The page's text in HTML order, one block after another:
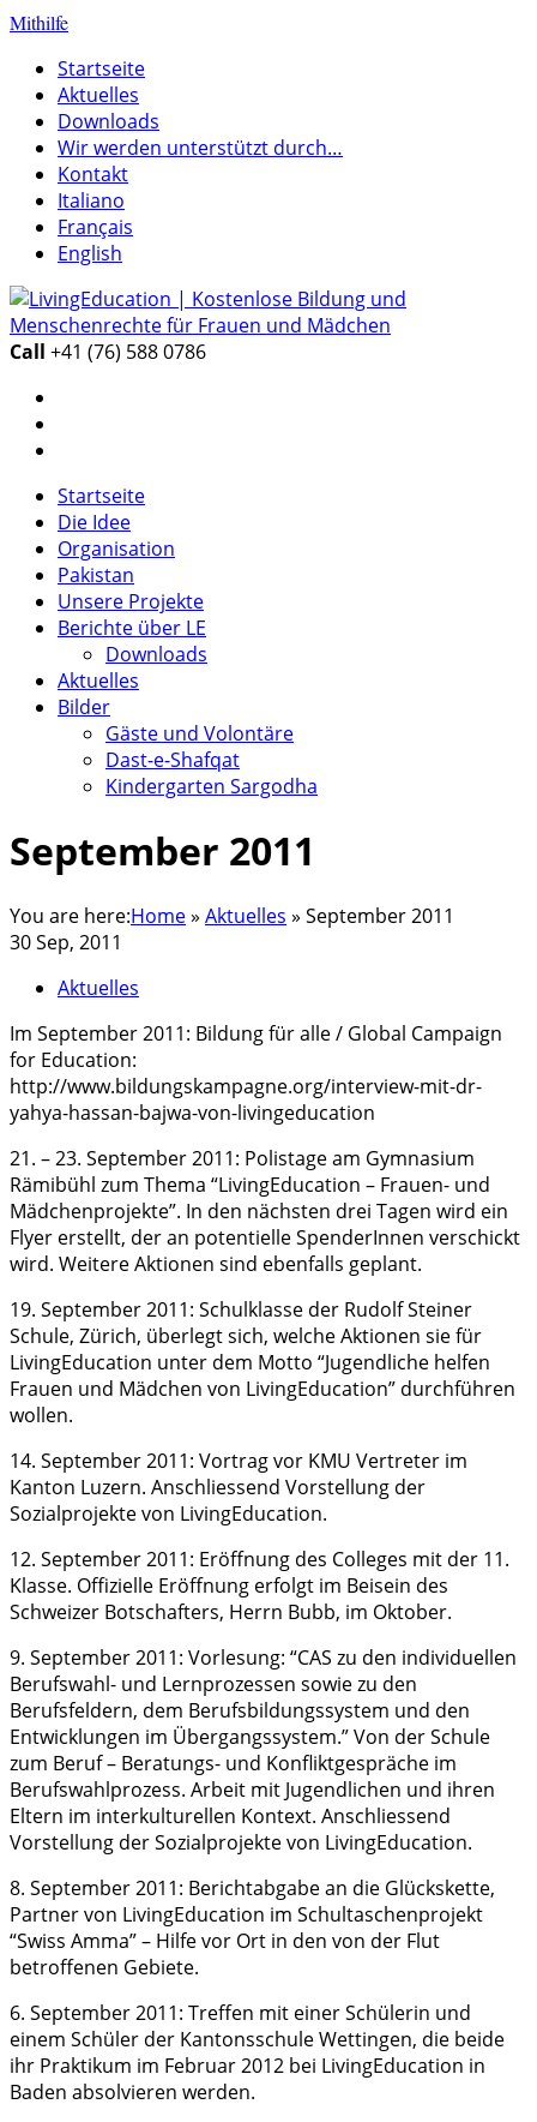
Mithilfe
Startseite
Aktuelles
Downloads
Wir werden unterstützt durch…
Kontakt
Italiano
Français
English
Call +41 (76) 588 0786
Startseite
Die Idee
Organisation
Pakistan
Unsere Projekte
Berichte über LE
Downloads
Aktuelles
Bilder
Gäste und Volontäre
Dast-e-Shafqat
Kindergarten Sargodha
September 2011
You are here:Home» Aktuelles » September 2011
30 Sep, 2011
Aktuelles
Im September 2011: Bildung für alle / Global Campaign
for Education:
http://www.bildungskampagne.org/interview-mit-dr-
yahya-hassan-bajwa-von-livingeducation
21. – 23. September 2011: Polistage am Gymnasium
Rämibühl zum Thema “LivingEducation – Frauen- und
Mädchenprojekte”. In den nächsten drei Tagen wird ein
Flyer erstellt, der an potentielle SpenderInnen verschickt
wird. Weitere Aktionen sind ebenfalls geplant.
19. September 2011: Schulklasse der Rudolf Steiner
Schule, Zürich, überlegt sich, welche Aktionen sie für
LivingEducation unter dem Motto “Jugendliche helfen
Frauen und Mädchen von LivingEducation” durchführen
wollen.
14. September 2011: Vortrag vor KMU Vertreter im
Kanton Luzern. Anschliessend Vorstellung der
Sozialprojekte von LivingEducation.
12. September 2011: Eröffnung des Colleges mit der 11.
Klasse. Offizielle Eröffnung erfolgt im Beisein des
Schweizer Botschafters, Herrn Bubb, im Oktober.
9. September 2011: Vorlesung: “CAS zu den individuellen
Berufswahl- und Lernprozessen sowie zu den
Berufsfeldern, dem Berufsbildungssystem und den
Entwicklungen im Übergangssystem.” Von der Schule
zum Beruf – Beratungs- und Konfliktgespräche im
Berufswahlprozess. Arbeit mit Jugendlichen und ihren
Eltern im interkulturellen Kontext. Anschliessend
Vorstellung der Sozialprojekte von LivingEducation.
8. September 2011: Berichtabgabe an die Glückskette,
Partner von LivingEducation im Schultaschenprojekt
“Swiss Amma” – Hilfe vor Ort in den von der Flut
betroffenen Gebiete.
6. September 2011: Treffen mit einer Schülerin und
einem Schüler der Kantonsschule Wettingen, die beide
ihr Praktikum im Februar 2012 bei LivingEducation in
Baden absolvieren werden.